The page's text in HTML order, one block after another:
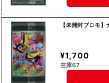
【未開封プロモ
¥1,700
在庫67